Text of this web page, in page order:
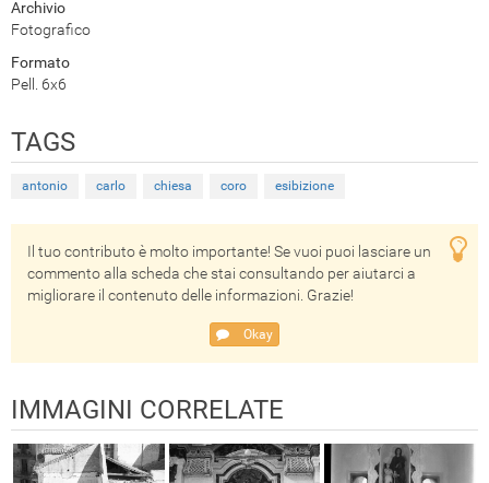
Archivio
Fotografico
Formato
Pell. 6x6
TAGS
antonio carlo chiesa coro esibizione
Il tuo contributo è molto importante! Se vuoi puoi lasciare un
commento alla scheda che stai consultando per aiutarci a
migliorare il contenuto delle informazioni. Grazie!
Okay
IMMAGINI CORRELATE